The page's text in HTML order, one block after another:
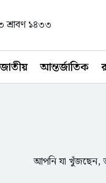
শ্রাবণ ১৪৩৩
জাতীয় আন্তর্জাতিক
আপনি যা খুঁজছেন,